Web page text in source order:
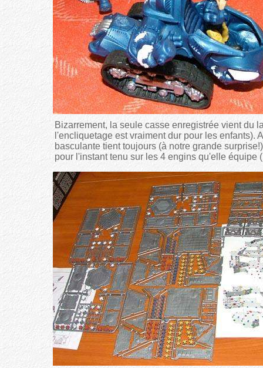
Bizarrement, la seule casse enregistrée vient du
l'encliquetage est vraiment dur pour les enfants).
basculante tient toujours (à notre grande
pour l'instant tenu sur les 4 engins qu'elle équipe